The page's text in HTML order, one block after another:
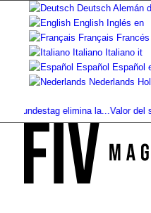
Deutsch Alemán
English Inglés en
Français Francés
Italiano Italiano it
Español Español
Nederlands
elimina la...Valor del suelo